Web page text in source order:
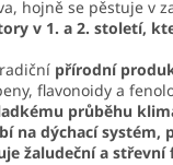
hojně se pěstuje v
v 1. a 2. století,
přírodní
flavonoidy a
průběhu
na dýchací systém,
žaludeční a